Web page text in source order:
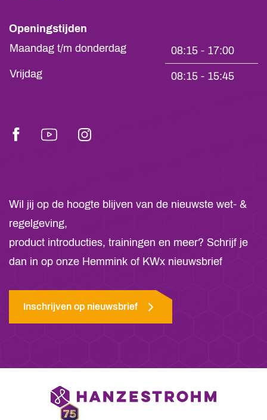
Openingstijden
Maandag t/m donderdag
08:15 - 17:00
Vrijdag
08:15 - 15:45
FacebookYoutubeInstagram
Wil jij op de hoogte blijven van de nieuwste wet- &
regelgeving,
product introducties, trainingen en meer? Schrijf je
dan in op onze Hemmink of KWx nieuwsbrief
Inschrijven op nieuwsbrief